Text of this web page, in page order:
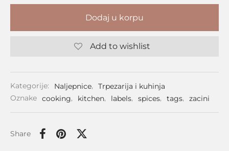
Dodaj u korpu
Add to wishlist
Kategorije: Naljepnice,
Trpezarija i kuhinja
Oznake cooking, kitchen, labels, spices, tags, zacini
Share